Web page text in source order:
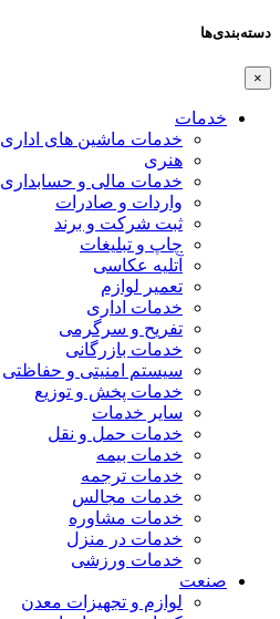
دسته‌بندی‌ها
×
خدمات
خدمات ماشین های اداری
هنری
خدمات مالی و حسابداری
واردات و صادرات
ثبت شرکت و برند
چاپ و تبلیغات
آتلیه عکاسی
تعمیر لوازم
خدمات اداری
تفریح و سرگرمی
خدمات بازرگانی
سیستم امنیتی و حفاظتی
خدمات پخش و توزیع
سایر خدمات
خدمات حمل و نقل
خدمات بیمه
خدمات ترجمه
خدمات مجالس
خدمات مشاوره
خدمات در منزل
خدمات ورزشی
صنعت
لوازم و تجهیزات معدن